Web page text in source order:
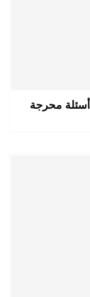
أسئلة محرجة